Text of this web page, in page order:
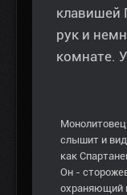
клавишей
рук и
комнате.
Монолитовец
слышит и
как
Он -
охраняющий